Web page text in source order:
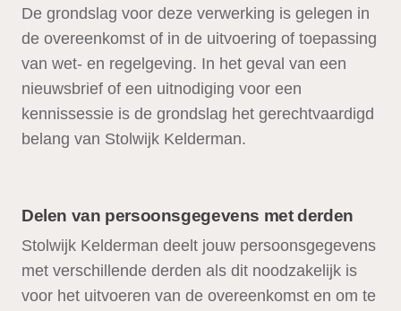
De grondslag voor deze verwerking is gelegen in
de overeenkomst of in de uitvoering of toepassing
van wet- en regelgeving. In het geval van een
nieuwsbrief of een uitnodiging voor een
kennissessie is de grondslag het gerechtvaardigd
belang van Stolwijk Kelderman.
Delen van persoonsgegevens met derden
Stolwijk Kelderman deelt jouw persoonsgegevens
met verschillende derden als dit noodzakelijk is
voor het uitvoeren van de overeenkomst en om te